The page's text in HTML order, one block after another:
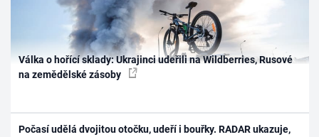
Válka o hořící sklady: Ukrajinci udeřili na Wildberries, Rusové
na zemědělské zásoby
Počasí udělá dvojitou otočku, udeří i bouřky. RADAR ukazuje,